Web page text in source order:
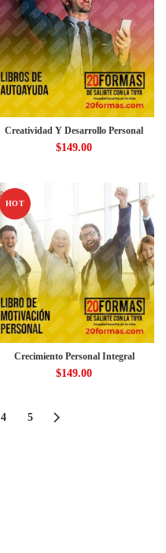
Creatividad Y Desarrollo Personal
$149.00
HOT
Crecimiento Personal Integral
$149.00
4 5